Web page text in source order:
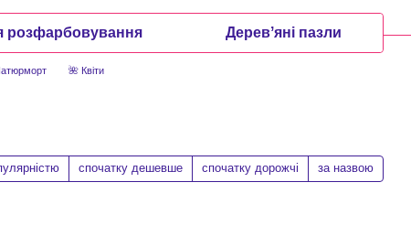
розфарбовування Деревʼяні пазли
🌺 Квіти
спочатку дешевше спочатку дорожчі за назвою